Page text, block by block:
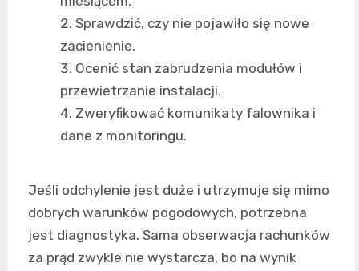
Sprawdzić, czy nie pojawiło się nowe
zacienienie.
Ocenić stan zabrudzenia modułów i
przewietrzanie instalacji.
Zweryfikować komunikaty falownika i
dane z monitoringu.
Jeśli odchylenie jest duże i utrzymuje się mimo
dobrych warunków pogodowych, potrzebna
jest diagnostyka. Sama obserwacja rachunków
za prąd zwykle nie wystarcza, bo na wynik